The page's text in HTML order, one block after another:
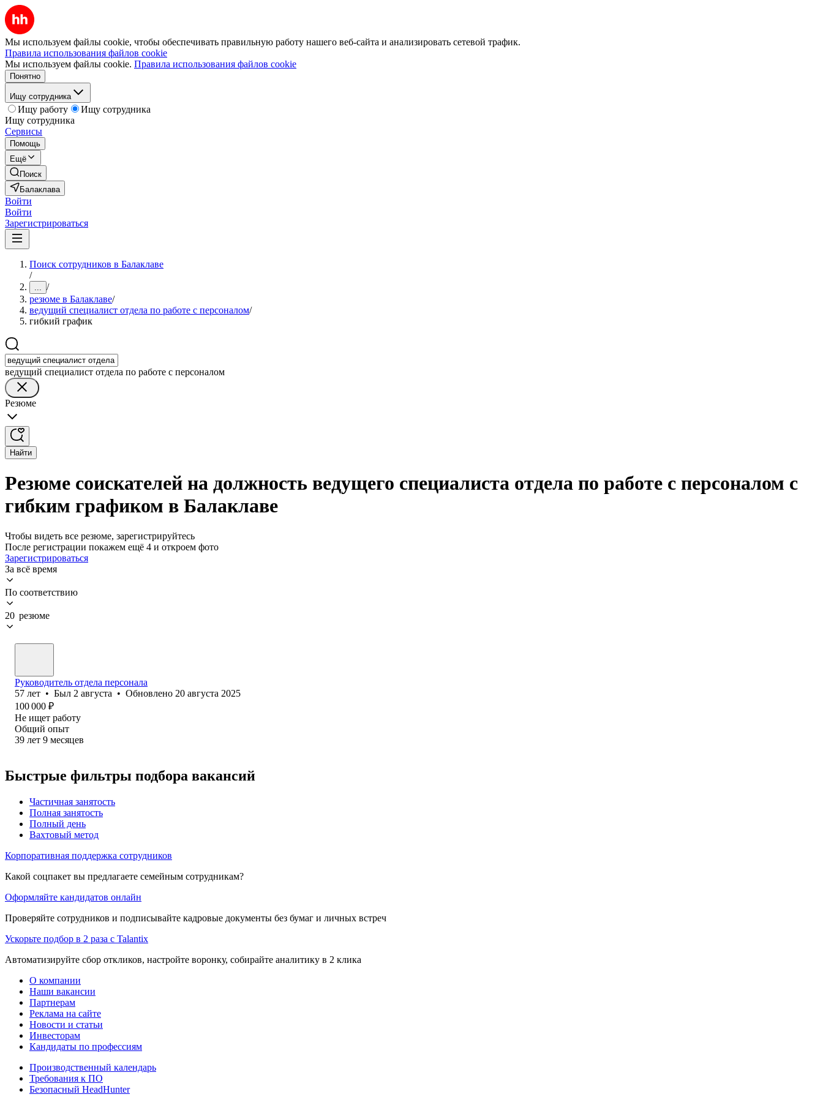
Мы используем файлы cookie, чтобы обеспечивать правильную работу нашего веб-сайта и анализировать сетевой трафик.
Правила использования файлов cookie
Мы используем файлы cookie. Правила использования файлов cookie
Понятно
Ищу сотрудника
Ищу работу
Ищу сотрудника
Ищу сотрудника
Сервисы
Помощь
Ещё
Поиск
Балаклава
Войти
Войти
Зарегистрироваться
Поиск сотрудников в Балаклаве
/
... /
резюме в Балаклаве/
ведущий специалист отдела по работе с персоналом/
гибкий график
ведущий специалист отдела по работе с персоналом
Резюме
Найти
Резюме соискателей на должность ведущего специалиста отдела по работе с персоналом с
гибким графиком в Балаклаве
Чтобы видеть все резюме, зарегистрируйтесь
После регистрации покажем ещё 4 и откроем фото
Зарегистрироваться
За всё время
По соответствию
20 резюме
Руководитель отдела персонала
57 лет • Был 2 августа • Обновлено 20 августа 2025
100 000 ₽
Не ищет работу
Общий опыт
39 лет 9 месяцев
Быстрые фильтры подбора вакансий
Частичная занятость
Полная занятость
Полный день
Вахтовый метод
Корпоративная поддержка сотрудников
Какой соцпакет вы предлагаете семейным сотрудникам?
Оформляйте кандидатов онлайн
Проверяйте сотрудников и подписывайте кадровые документы без бумаг и личных встреч
Ускорьте подбор в 2 раза с Talantix
Автоматизируйте сбор откликов, настройте воронку, собирайте аналитику в 2 клика
О компании
Наши вакансии
Партнерам
Реклама на сайте
Новости и статьи
Инвесторам
Кандидаты по профессиям
Производственный календарь
Требования к ПО
Безопасный HeadHunter